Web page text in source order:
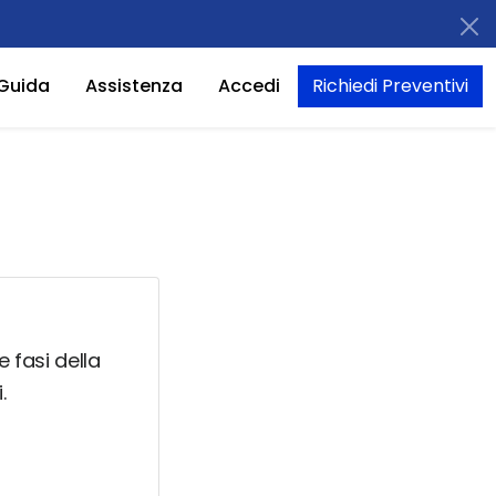
Assistenza Accedi Richiedi Preventivi
fasi della